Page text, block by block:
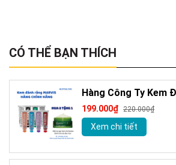
CÓ THỂ BẠN THÍCH
Hàng Công Ty Kem
Loại Bỏ Mảng Bám
Trắng Răng 85m
199.000₫ 220.000₫
Xem chi tiết